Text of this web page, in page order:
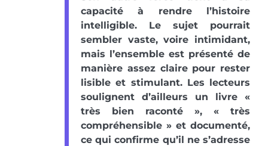
capacité à rendre l’histoire
intelligible. Le sujet pourrait
sembler vaste, voire intimidant,
mais l’ensemble est présenté de
manière assez claire pour rester
lisible et stimulant. Les lecteurs
soulignent d’ailleurs un livre «
très bien raconté », « très
compréhensible » et documenté,
ce qui confirme qu’il ne s’adresse